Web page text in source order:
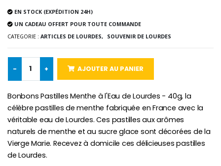
€9.90
€4.90
EN STOCK (EXPÉDITION 24H)
UN CADEAU OFFERT POUR TOUTE COMMANDE
CATEGORIE :ARTICLES DE LOURDES, SOUVENIR DE LOURDES
- + AJOUTER AU PANIER
Bonbons Pastilles Menthe à l'Eau de Lourdes - 40g, la
célèbre pastilles de menthe fabriquée en France avec la
véritable eau de Lourdes. Ces pastilles aux arômes
naturels de menthe et au sucre glace sont décorées de la
Vierge Marie. Recevez à domicile ces délicieuses pastilles
de Lourdes.